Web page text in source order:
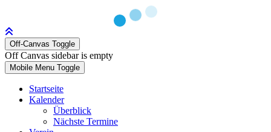
Off-Canvas Toggle
Off Canvas sidebar is empty
Mobile Menu Toggle
Startseite
Kalender
Überblick
Nächste Termine